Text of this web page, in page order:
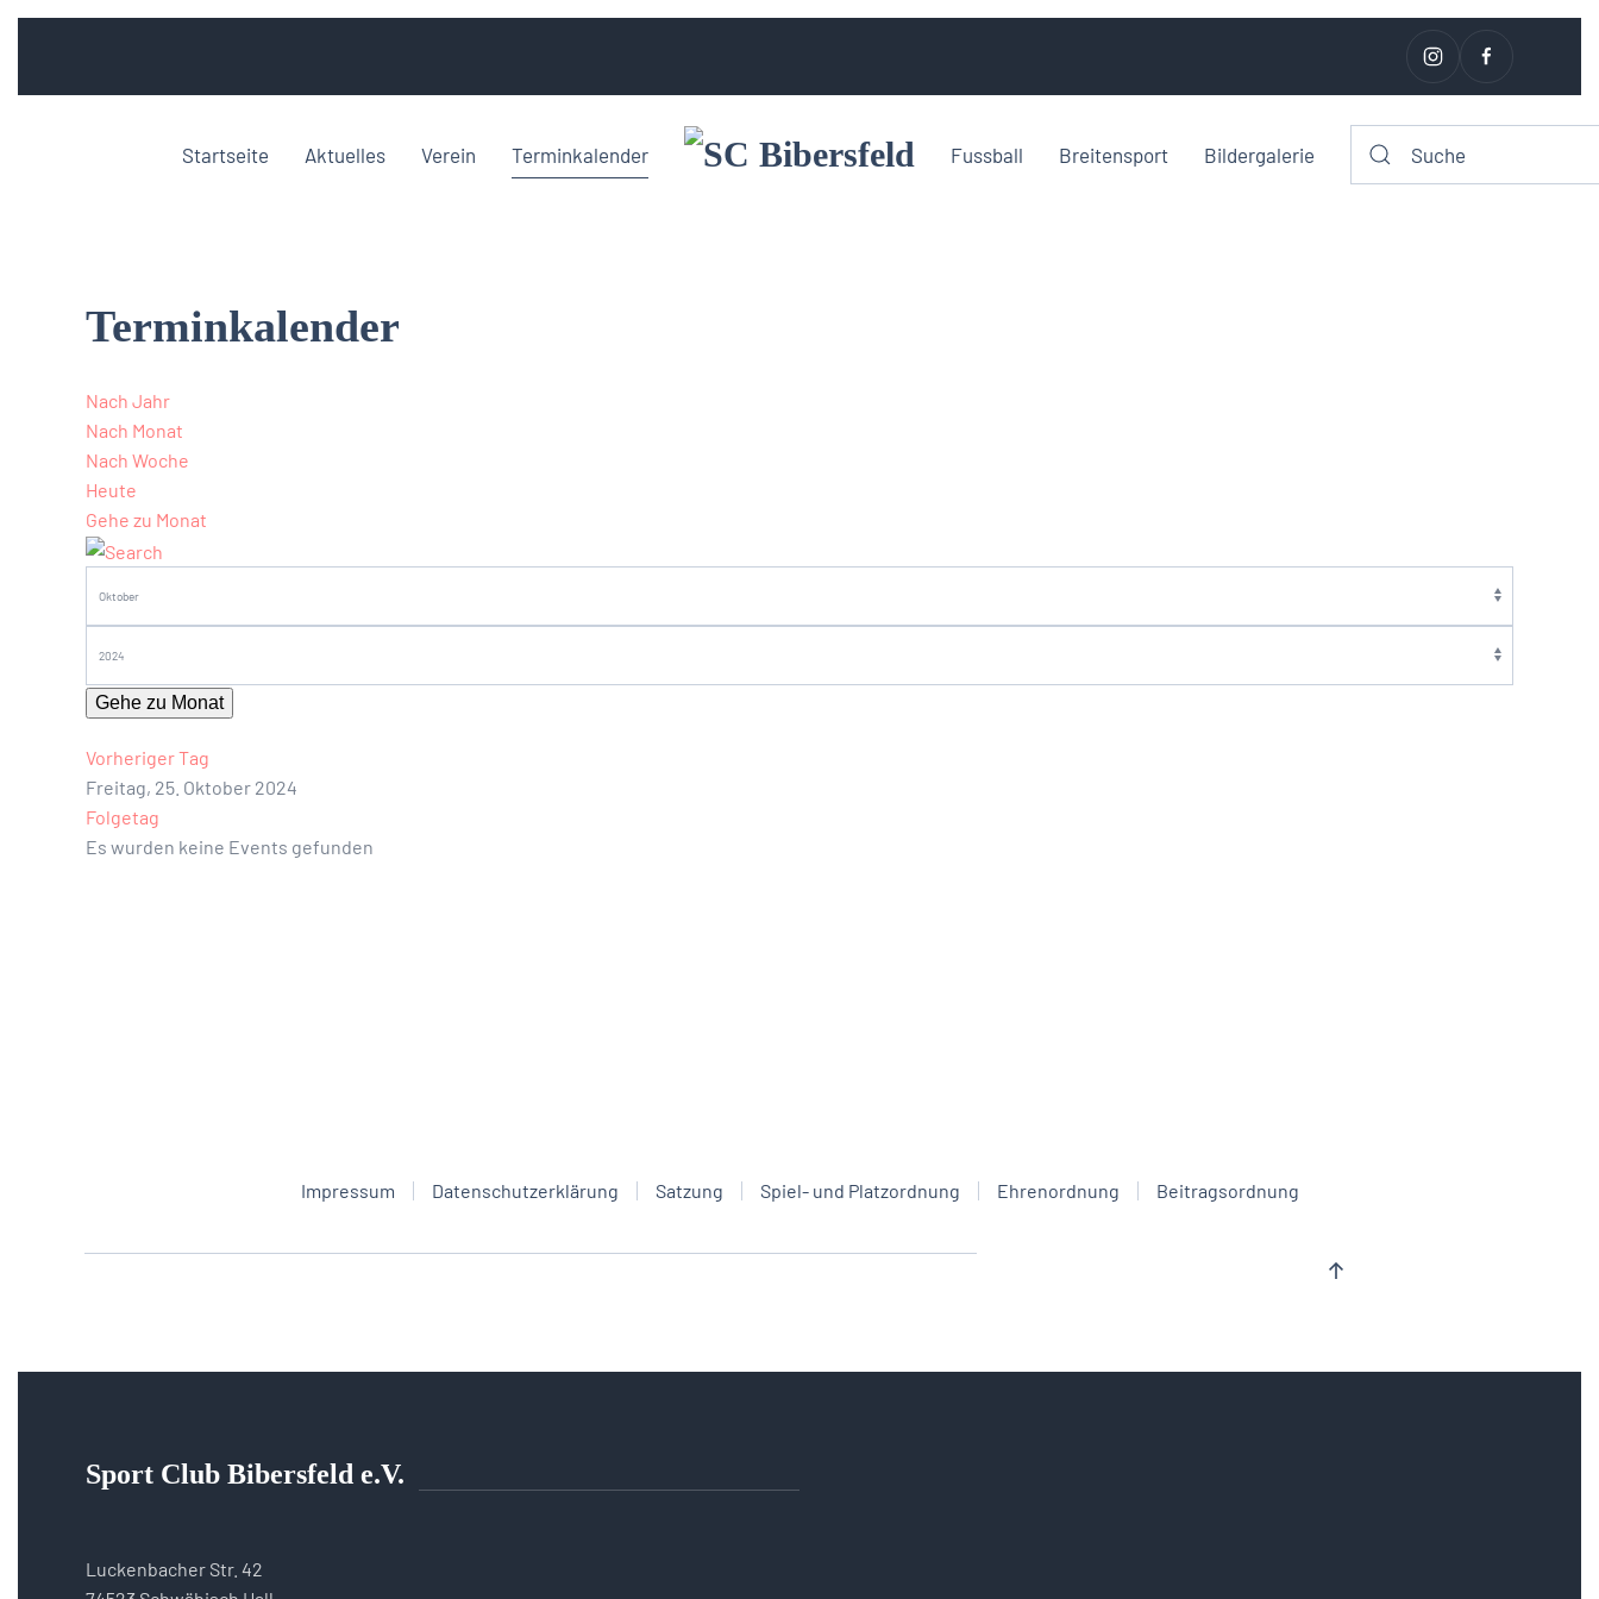
Startseite Aktuelles Verein Terminkalender Fussball Breitensport Bildergalerie
Terminkalender
Nach Jahr
Nach Monat
Nach Woche
Heute
Gehe zu Monat
Gehe zu Monat
Vorheriger Tag
Freitag, 25. Oktober 2024
Folgetag
Es wurden keine Events gefunden
Impressum Datenschutzerklärung Satzung Spiel- und Platzordnung Ehrenordnung Beitragsordnung
Sport Club Bibersfeld e.V.
Luckenbacher Str. 42